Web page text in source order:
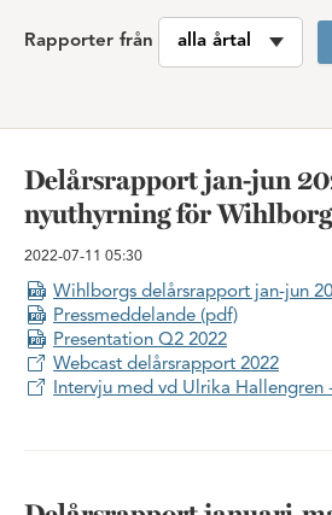
Rapporter från
Delårsrapport jan-jun
nyuthyrning för
2022-07-11 05:30
Wihlborgs delårsrapport jan-jun
Pressmeddelande (pdf)
Presentation Q2 2022
Webcast delårsrapport 2022
Intervju med vd Ulrika